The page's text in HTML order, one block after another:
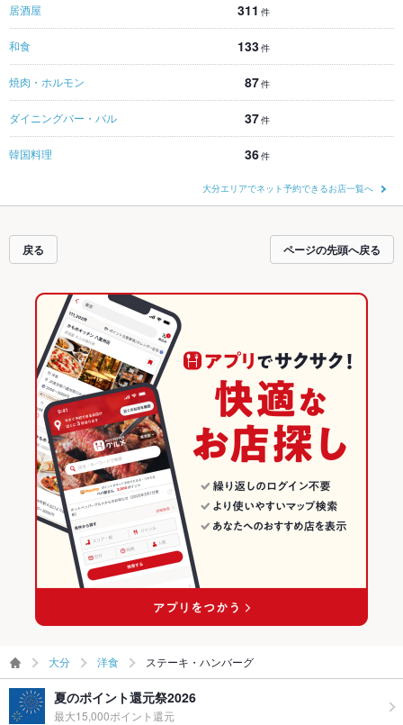
居酒屋 311 件
和食 133件
焼肉・ホルモン 87件
ダイニングバー・バル 37件
韓国料理 36件
大分エリアでネット予約できるお店一覧へ
戻る ページの先頭へ戻る
大分 洋食 ステーキ・ハンバーグ
夏のポイント還元祭2026
最大15,000ポイント還元